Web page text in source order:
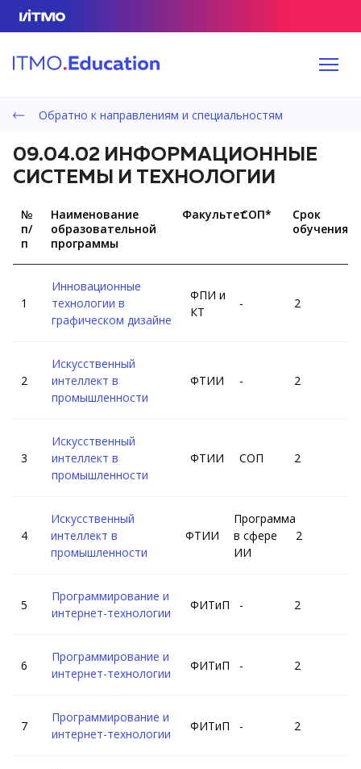
Обратно к направлениям и специальностям
09.04.02 ИНФОРМАЦИОННЫЕ
СИСТЕМЫ И ТЕХНОЛОГИИ
№
п/
п
Наименование
образовательной
программы
ФакультетСОП*
Срок
обучения
Инновационные
технологии в
графическом дизайне
ФПИ и
КТ
- 2
Искусственный
интеллект в
промышленности
ФТИИ - 2
Искусственный
интеллект в
промышленности
ФТИИ СОП 2
Искусственный
интеллект в
промышленности
ФТИИ
Программа
в сфере
ИИ
2
Программирование и
интернет-технологии
ФИТиП - 2
Программирование и
интернет-технологии
ФИТиП - 2
Программирование и
интернет-технологии
ФИТиП - 2